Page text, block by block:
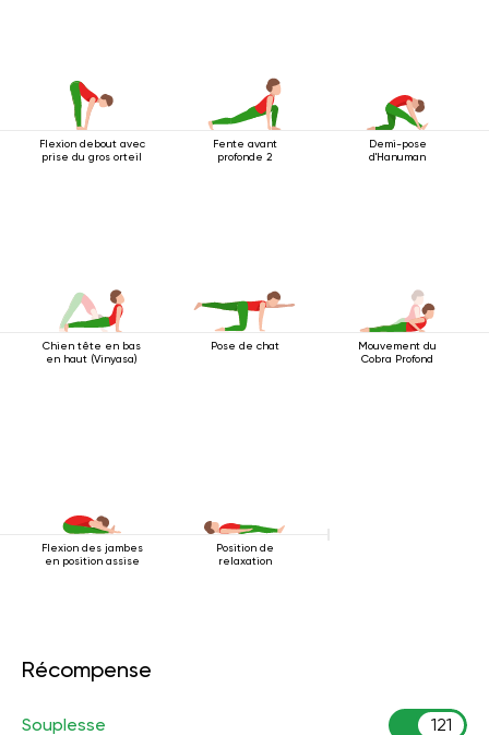
Flexion debout avec
prise du gros orteil
Fente avant
profonde 2
Demi-pose
d'Hanuman
Chien tête en bas
en haut (Vinyasa)
Pose de chat
Mouvement du
Cobra Profond
Flexion des jambes
en position assise
Position de
relaxation
Récompense
Souplesse 121